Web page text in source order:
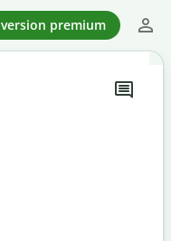
version premium